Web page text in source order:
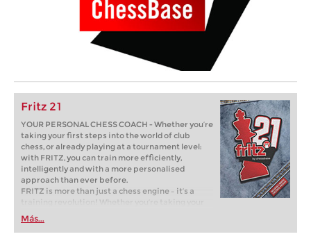
Fritz 21
YOUR PERSONAL CHESS COACH - Whether you’re
taking your first steps into the world of club
chess, or already playing at a tournament level:
with FRITZ, you can train more efficiently,
intelligently and with a more personalised
approach than ever before.
FRITZ is more than just a chess engine – it’s a
training revolution! Whether you’re taking your
first steps into the world of club chess, or already
playing at a tournament level: with FRITZ, you can
train more efficiently, intelligently and with a
Más...